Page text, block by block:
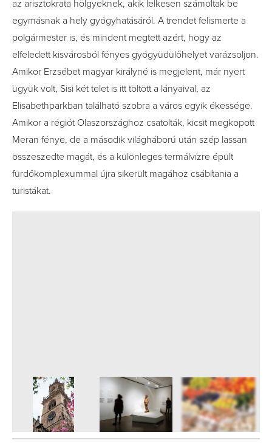
az arisztokrata hölgyeknek, akik lelkesen számoltak be
egymásnak a hely gyógyhatásáról. A trendet felismerte a
polgármester is, és mindent megtett azért, hogy az
elfeledett kisvárosból fényes gyógyüdülőhelyet varázsoljon.
Amikor Erzsébet magyar királyné is megjelent, már nyert
ügyük volt, Sisi két telet is itt töltött a lányaival, az
Elisabethparkban található szobra a város egyik ékessége.
Amikor a régiót Olaszországhoz csatolták, kicsit megkopott
Meran fénye, de a második világháború után szép lassan
összeszedte magát, és a különleges termálvízre épült
fürdőkomplexummal újra sikerült magához csábítania a
turistákat.